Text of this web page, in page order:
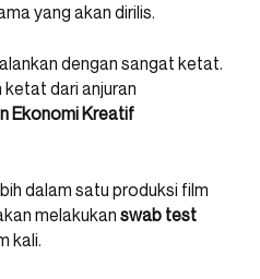
yang akan dirilis.
dengan sangat ketat.
dari anjuran
Ekonomi Kreatif
dalam satu produksi film
melakukan swab test
kali.